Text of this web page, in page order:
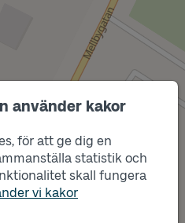
använder kakor
för att ge dig en
statistik och
skall fungera
vi kakor